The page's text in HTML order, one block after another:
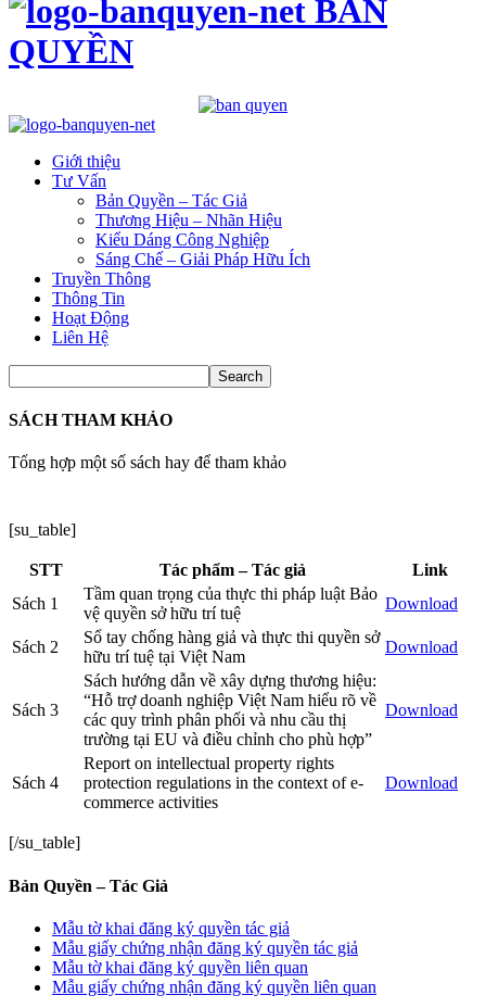
BẢN
QUYỀN
Giới thiệu
Tư Vấn
Bản Quyền – Tác Giả
Thương Hiệu – Nhãn Hiệu
Kiểu Dáng Công Nghiệp
Sáng Chế – Giải Pháp Hữu Ích
Truyền Thông
Thông Tin
Hoạt Động
Liên Hệ
SÁCH THAM KHẢO
Tổng hợp một số sách hay để tham khảo
[su_table]
STT Tác phẩm – Tác giả
Link
Sách 1
Tầm quan trọng của thực thi pháp luật Bảo
vệ quyền sở hữu trí tuệ
Download
Sách 2
Sổ tay chống hàng giả và thực thi quyền sở
hữu trí tuệ tại Việt Nam
Download
Sách 3
Sách hướng dẫn về xây dựng thương hiệu:
“Hỗ trợ doanh nghiệp Việt Nam hiểu rõ về
các quy trình phân phối và nhu cầu thị
trường tại EU và điều chỉnh cho phù hợp”
Download
Sách 4
Report on intellectual property rights
protection regulations in the context of e-
commerce activities
Download
[/su_table]
Bản Quyền – Tác Giả
Mẫu tờ khai đăng ký quyền tác giả
Mẫu giấy chứng nhận đăng ký quyền tác giả
Mẫu tờ khai đăng ký quyền liên quan
Mẫu giấy chứng nhận đăng ký quyền liên quan